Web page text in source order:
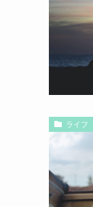
ライフ